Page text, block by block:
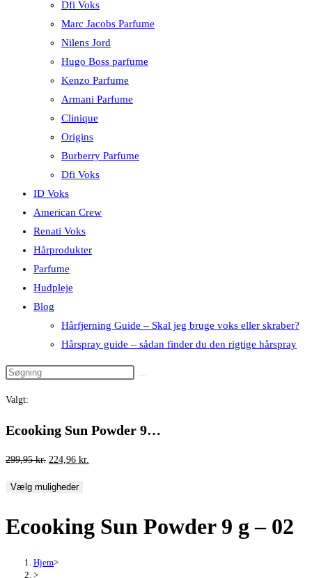
Dfi Voks
Marc Jacobs Parfume
Nilens Jord
Hugo Boss parfume
Kenzo Parfume
Armani Parfume
Clinique
Origins
Burberry Parfume
Dfi Voks
ID Voks
American Crew
Renati Voks
Hårprodukter
Parfume
Hudpleje
Blog
Hårfjerning Guide – Skal jeg bruge voks eller skraber?
Hårspray guide – sådan finder du den rigtige hårspray
Valgt:
Ecooking Sun Powder 9…
299,95kr. Den
pris
299,95 kr..
224,96 kr.
224,96 kr..
Vælg muligheder
Ecooking Sun Powder 9 g – 02
Hjem>
>